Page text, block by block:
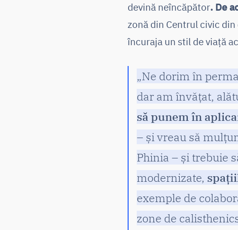
devină neîncăpător. De
zonă din Centrul civic
încuraja un stil de viață
„Ne dorim în
dar am învățat,
să punem în
– și vreau să
Phinia – și trebuie
modernizate,
exemple de
zone de